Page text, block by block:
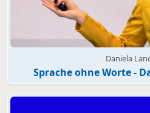
Daniela
Sprache ohne Worte -